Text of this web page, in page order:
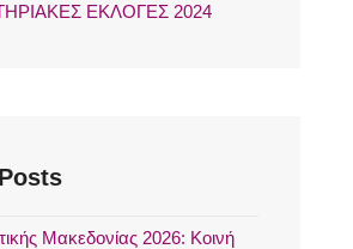
ΕΚΛΟΓΕΣ 2024
Μακεδονίας 2026: Κοινή